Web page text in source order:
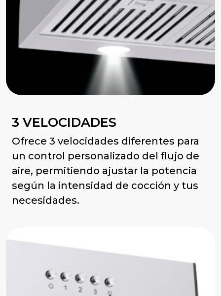
3 VELOCIDADES
Ofrece 3 velocidades diferentes para
un control personalizado del flujo de
aire, permitiendo ajustar la potencia
según la intensidad de cocción y tus
necesidades.